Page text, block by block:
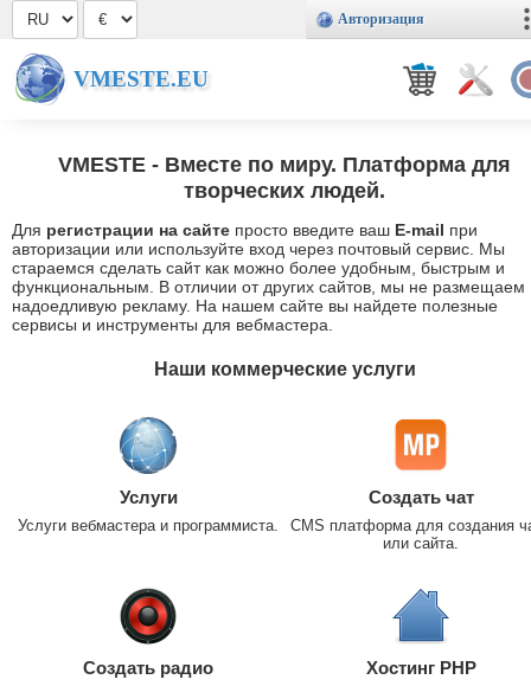
Авторизация
VMESTE.EU
VMESTE - Вместе по миру. Платформа для
творческих людей.
Для регистрации на сайте просто введите ваш E-mail при
авторизации или используйте вход через почтовый сервис. Мы
стараемся сделать сайт как можно более удобным, быстрым и
функциональным. В отличии от других сайтов, мы не размещаем
надоедливую рекламу. На нашем сайте вы найдете полезные
сервисы и инструменты для вебмастера.
Наши коммерческие услуги
Услуги
Услуги вебмастера и программиста.
Создать чат
CMS платформа для создания
или сайта.
Создать радио Хостинг PHP